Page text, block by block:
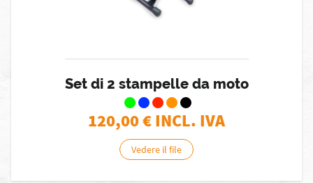
Set di 2 stampelle da moto
120,00€ INCL. IVA
Vedere il file